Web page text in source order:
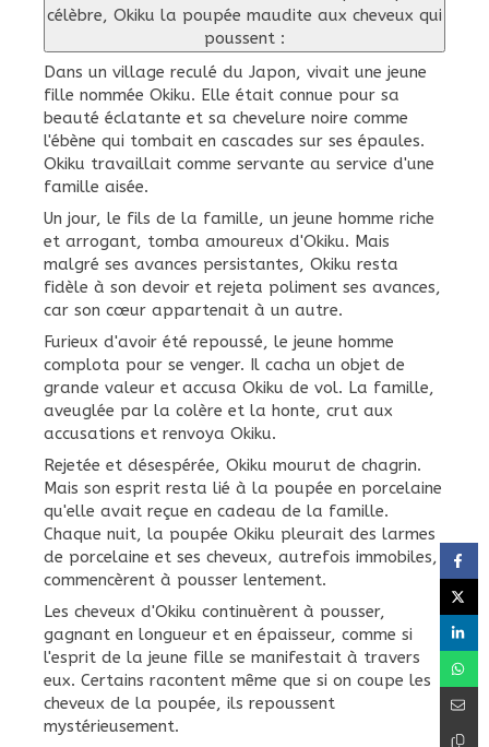
célèbre, Okiku la poupée maudite aux cheveux qui
poussent :
Dans un village reculé du Japon, vivait une jeune
fille nommée Okiku. Elle était connue pour sa
beauté éclatante et sa chevelure noire comme
l'ébène qui tombait en cascades sur ses épaules.
Okiku travaillait comme servante au service d'une
famille aisée.
Un jour, le fils de la famille, un jeune homme riche
et arrogant, tomba amoureux d'Okiku. Mais
malgré ses avances persistantes, Okiku resta
fidèle à son devoir et rejeta poliment ses avances,
car son cœur appartenait à un autre.
Furieux d'avoir été repoussé, le jeune homme
complota pour se venger. Il cacha un objet de
grande valeur et accusa Okiku de vol. La famille,
aveuglée par la colère et la honte, crut aux
accusations et renvoya Okiku.
Rejetée et désespérée, Okiku mourut de chagrin.
Mais son esprit resta lié à la poupée en porcelaine
qu'elle avait reçue en cadeau de la famille.
Chaque nuit, la poupée Okiku pleurait des larmes
de porcelaine et ses cheveux, autrefois immobiles,
commencèrent à pousser lentement.
Les cheveux d'Okiku continuèrent à pousser,
gagnant en longueur et en épaisseur, comme si
l'esprit de la jeune fille se manifestait à travers
eux. Certains racontent même que si on coupe les
cheveux de la poupée, ils repoussent
mystérieusement.